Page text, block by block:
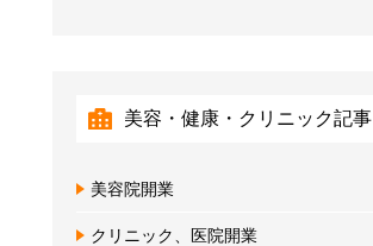
美容・健康・クリニック記事
美容院開業
クリニック、医院開業